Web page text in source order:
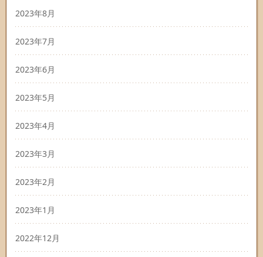
2023年8月
2023年7月
2023年6月
2023年5月
2023年4月
2023年3月
2023年2月
2023年1月
2022年12月